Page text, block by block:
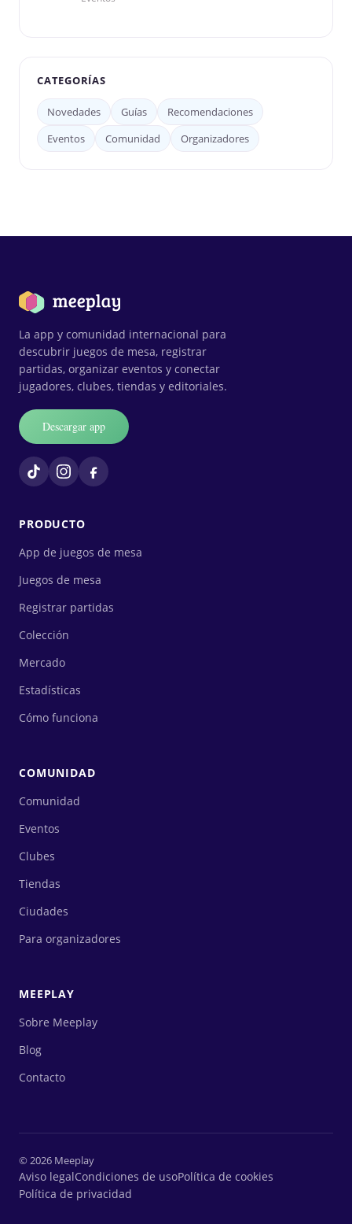
CATEGORÍAS
Novedades Guías
Recomendaciones
Eventos
Comunidad Organizadores
La app y comunidad internacional para
descubrir juegos de mesa, registrar
partidas, organizar eventos y conectar
jugadores, clubes, tiendas y editoriales.
Descargar app
PRODUCTO
App de juegos de mesa
Juegos de mesa
Registrar partidas
Colección
Mercado
Estadísticas
Cómo funciona
COMUNIDAD
Comunidad
Eventos
Clubes
Tiendas
Ciudades
Para organizadores
MEEPLAY
Sobre Meeplay
Blog
Contacto
© 2026 Meeplay
Aviso legalCondiciones de usoPolítica de cookies
Política de privacidad